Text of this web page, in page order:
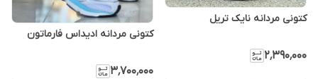
کتونی مردانه نایک تریل
۲٬۳۹۰٬۰۰۰
کتونی مردانه ادیداس فارماتون
۳٬۷۰۰٬۰۰۰